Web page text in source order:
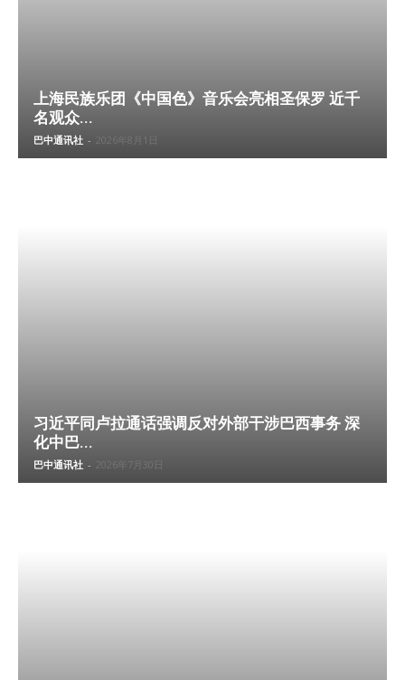
上海民族乐团《中国色》音乐会亮相圣保罗 近千
名观众...
巴中通讯社 - 2026年8月1日
习近平同卢拉通话强调反对外部干涉巴西事务 深
化中巴...
巴中通讯社 - 2026年7月30日